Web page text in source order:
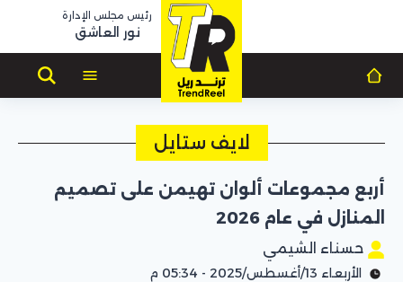
رئيس مجلس الإدارة
نور العاشق
لايف ستايل
أربع مجموعات ألوان تهيمن على تصميم
المنازل في عام 2026
حسناء الشيمي
الأربعاء 13/أغسطس/2025 - 05:34 م